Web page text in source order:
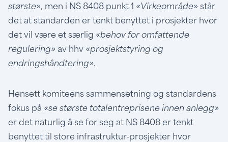
største», men i NS 8408 punkt 1 «Virkeområde» står
det at standarden er tenkt benyttet i prosjekter hvor
det vil være et særlig «behov for omfattende
regulering» av hhv «prosjektstyring og
endringshåndtering».
Hensett komiteens sammensetning og standardens
fokus på «se største totalentreprisene innen anlegg»
er det naturlig å se for seg at NS 8408 er tenkt
benyttet til store infrastruktur-prosjekter hvor